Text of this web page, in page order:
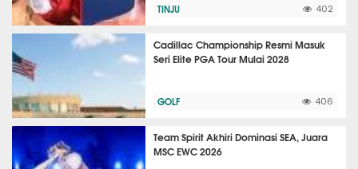
TINJU 402
Cadillac Championship Resmi Masuk
Seri Elite PGA Tour Mulai 2028
GOLF 406
Team Spirit Akhiri Dominasi SEA, Juara
MSC EWC 2026